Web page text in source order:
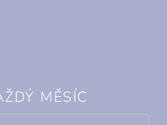
MĚSÍC